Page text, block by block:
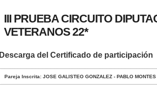
III PRUEBA CIRCUITO
VETERANOS 22*
Descarga del Certificado de participación
Pareja Inscrita: JOSE GALISTEO GONZALEZ - PABLO